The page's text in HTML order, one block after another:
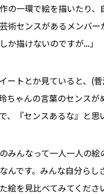
作の一環で絵を描いたり
術センスがあるメンバ
か描けないのですが...」
イートとか見ていると、(
ちゃんの言葉のセンス
、『センスあるな』と思
のみんなって一人一人の
んです。みんな自分ら
絵を見比べてみてくださ